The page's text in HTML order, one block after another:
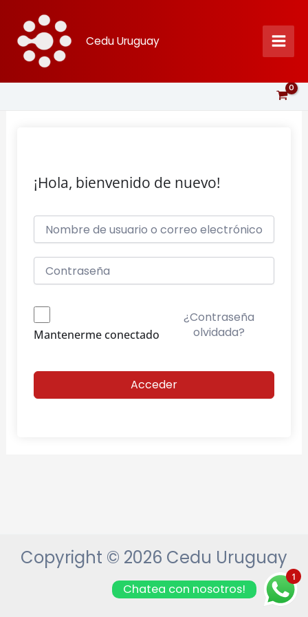
contenido
Cedu Uruguay
¡Hola, bienvenido de nuevo!
Mantenerme conectado
¿Contraseña
olvidada?
Acceder
Copyright © 2026 Cedu Uruguay
1
Chatea con nosotros!